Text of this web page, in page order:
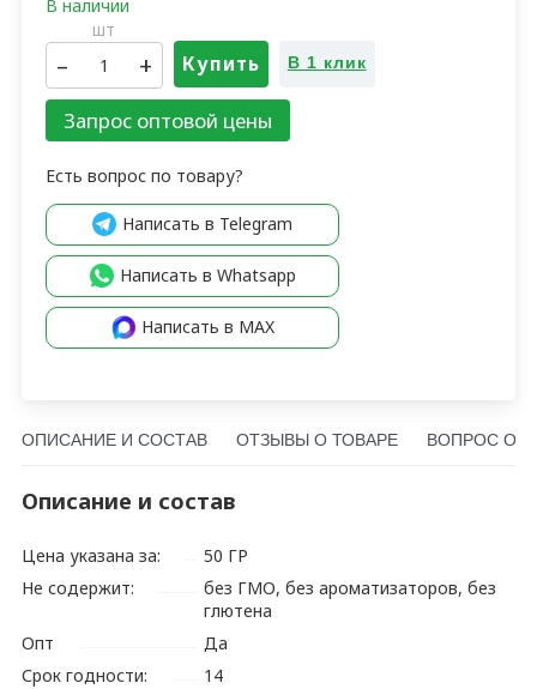
шт
– + Купить В 1 клик
Запрос оптовой цены
Есть вопрос по товару?
Написать в Telegram
Написать в Whatsapp
Написать в MAX
ОПИСАНИЕ И СОСТАВ ОТЗЫВЫ О ТОВАРЕ ВОПРОС О
Описание и состав
Цена указана за:
50 ГР
Не содержит:
без ГМО, без ароматизаторов, без
глютена
Опт
Да
Срок годности:
14